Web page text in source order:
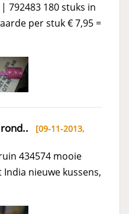
792483 180 stuks in
per stuk € 7,95 =
[09-11-2013,
434574 mooie
nieuwe kussens,